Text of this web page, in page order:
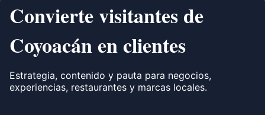
Convierte visitantes de
Coyoacán en clientes
Estrategia, contenido y pauta para negocios,
experiencias, restaurantes y marcas locales.